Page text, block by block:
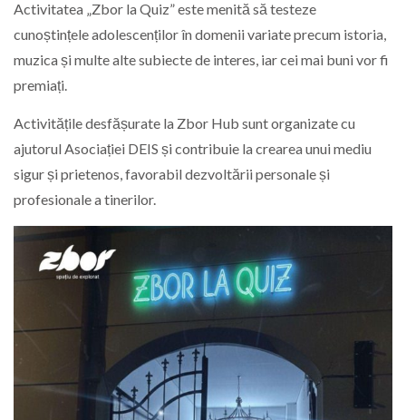
Activitatea „Zbor la Quiz” este menită să testeze
cunoștințele adolescenților în domenii variate precum istoria,
muzica și multe alte subiecte de interes, iar cei mai buni vor fi
premiați.
Activitățile desfășurate la Zbor Hub sunt organizate cu
ajutorul Asociației DEIS și contribuie la crearea unui mediu
sigur și prietenos, favorabil dezvoltării personale și
profesionale a tinerilor.